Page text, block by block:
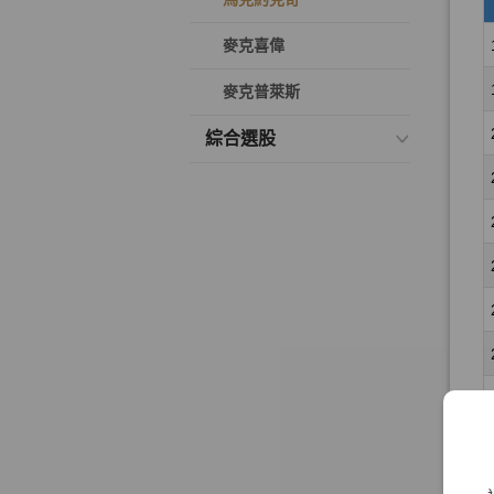
麥克喜偉
麥克普萊斯
綜合選股